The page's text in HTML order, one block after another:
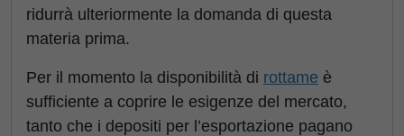
ridurrà ulteriormente la domanda di questa
materia prima.
Per il momento la disponibilità di rottame è
sufficiente a coprire le esigenze del mercato,
tanto che i depositi per l’esportazione pagano